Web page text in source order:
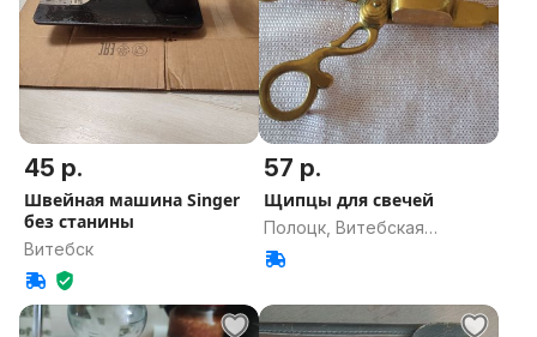
45 р.
Швейная машина Singer
без станины
Витебск
57 р.
Щипцы для свечей
Полоцк, Витебская
область